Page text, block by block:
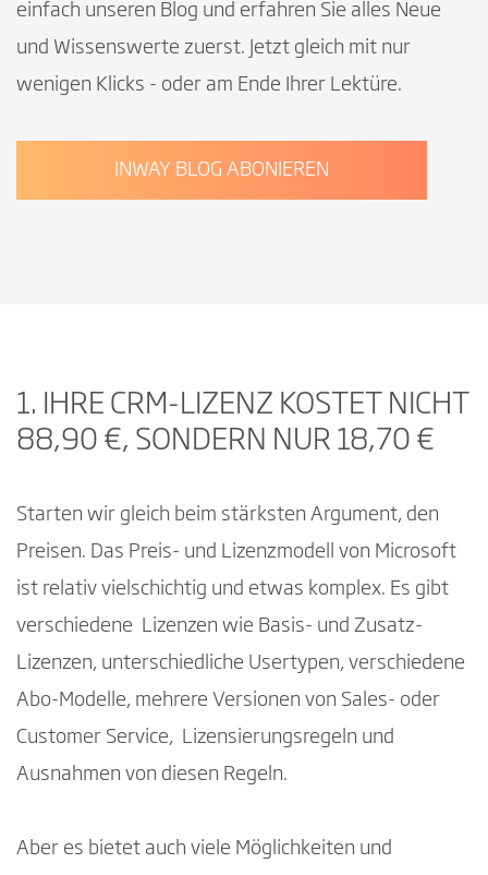
einfach unseren Blog und erfahren Sie alles Neue
und Wissenswerte zuerst. Jetzt gleich mit nur
wenigen Klicks - oder am Ende Ihrer Lektüre.
INWAY BLOG ABONIEREN
1. IHRE CRM-LIZENZ KOSTET NICHT
88,90 €, SONDERN NUR 18,70 €
Starten wir gleich beim stärksten Argument, den
Preisen. Das Preis- und Lizenzmodell von Microsoft
ist relativ vielschichtig und etwas komplex. Es gibt
verschiedene Lizenzen wie Basis- und Zusatz-
Lizenzen, unterschiedliche Usertypen, verschiedene
Abo-Modelle, mehrere Versionen von Sales- oder
Customer Service, Lizensierungsregeln und
Ausnahmen von diesen Regeln.
Aber es bietet auch viele Möglichkeiten und